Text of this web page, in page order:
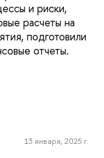
и риски,
расчеты на
подготовили
отчеты.
13 января, 2025 г.